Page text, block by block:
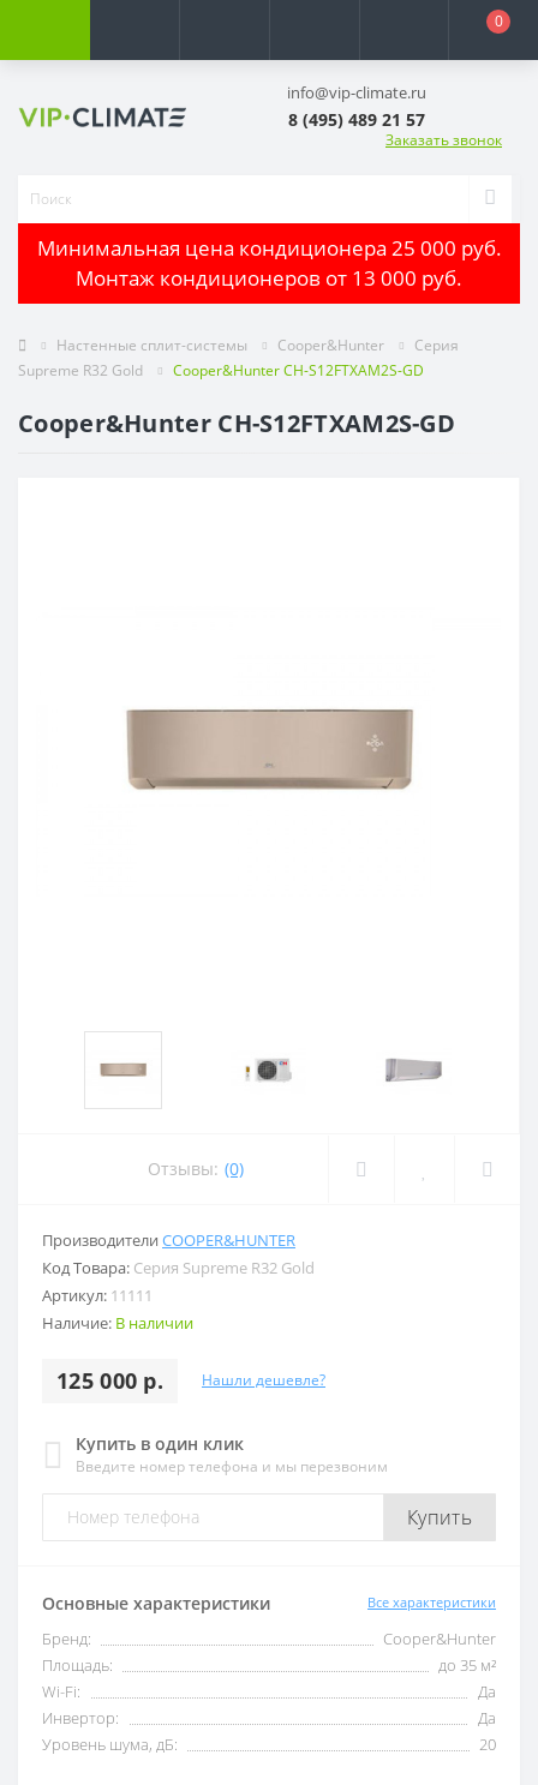
0
info@vip-climate.ru
8 (495) 489 21 57
Заказать звонок
Минимальная цена кондиционера 25 000 руб.
Монтаж кондиционеров от 13 000 руб.
Настенные сплит-системы Cooper&Hunter
Серия
Supreme R32 Gold
Cooper&Hunter CH-S12FTXAM2S-GD
Cooper&Hunter CH-S12FTXAM2S-GD
Отзывы: (0)
Производители COOPER&HUNTER
Код Товара: Серия Supreme R32 Gold
Артикул: 11111
Наличие: В наличии
125 000 р. Нашли дешевле?
Купить в один клик
Введите номер телефона и мы перезвоним
Купить
Основные характеристики Все характеристики
Бренд:
Cooper&Hunter
Площадь:
до 35 м²
Wi-Fi:
Да
Инвертор:
Да
Уровень шума, дБ:
20